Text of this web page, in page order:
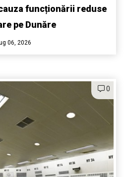
funcționării reduse
pe Dunăre
06, 2026
0